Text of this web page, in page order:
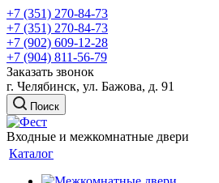
+7 (351) 270-84-73
+7 (351) 270-84-73
+7 (902) 609-12-28
+7 (904) 811-56-79
Заказать звонок
г. Челябинск, ул. Бажова, д. 91
Поиск
Входные и межкомнатные двери
Каталог